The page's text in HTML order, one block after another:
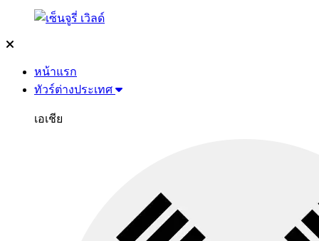
หน้าแรก
ทัวร์ต่างประเทศ
เอเชีย